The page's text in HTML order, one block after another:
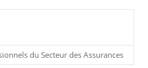
du Secteur des Assurances